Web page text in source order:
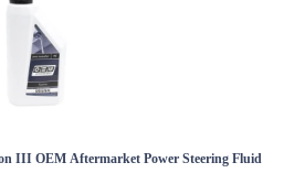
III OEM Aftermarket Power Steering Fluid